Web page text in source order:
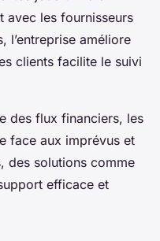
avec les fournisseurs
l’entreprise améliore
clients facilite le suivi
des flux financiers, les
face aux imprévus et
des solutions comme
efficace et